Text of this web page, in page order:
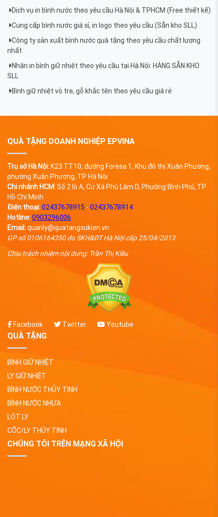
Dịch vụ in bình nước theo yêu cầu Hà Nội & TPHCM (Free thiết kế)
Cung cấp bình nước giá sỉ, in logo theo yêu cầu (Sẵn kho SLL)
Công ty sản xuất bình nước quà tặng theo yêu cầu chất lượng
nhất
Nhận in bình giữ nhiệt theo yêu cầu tại Hà Nội: HÀNG SẴN KHO
SLL
Bình giữ nhiệt vỏ tre, gỗ khắc tên theo yêu cầu giá rẻ
QUÀ TẶNG DOANH NGHIỆP EPVINA
Trụ sở Hà Nội:K23 TT10, đường Foresa 1, Khu đô thị Xuân Phương,
phường Xuân Phương, TP Hà Nội
Chi nhánh HCM:Số 2 lô A, Cư Xá Phú Lâm D, Phường Bình Phú, TP
Hồ Chí Minh
Điện thoại:02437678915 - 02437678914
Hotline:0903296006
Email:quanly@quatangsukien.vn
GP số 0106164350 do SKH&ĐT Hà Nội cấp 25/04/2013
Chịu trách nhiệm nội dung: Trần Thị Kiều
Facebook Twitter Youtube
QUÀ TẶNG
BÌNH GIỮ NHIỆT
LY GIỮ NHIỆT
BÌNH NƯỚC THỦY TINH
BÌNH NƯỚC NHỰA
LÓT LY
CỐC/LY THỦY TINH
CHÚNG TÔI TRÊN MẠNG XÃ HỘI